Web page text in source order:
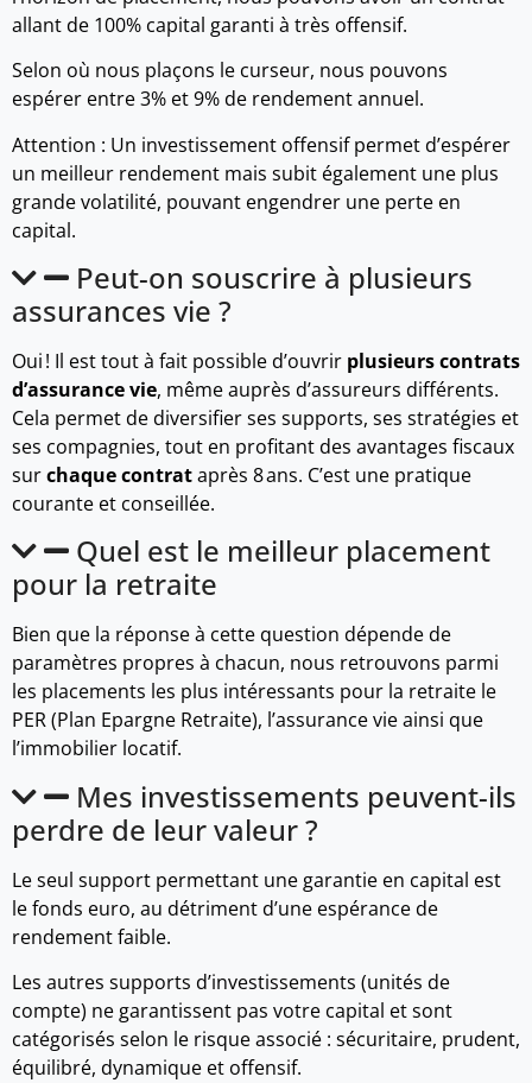
allant de 100% capital garanti à très offensif.
Selon où nous plaçons le curseur, nous pouvons
espérer entre 3% et 9% de rendement annuel.
Attention : Un investissement offensif permet d’espérer
un meilleur rendement mais subit également une plus
grande volatilité, pouvant engendrer une perte en
capital.
Peut-on souscrire à plusieurs
assurances vie ?
Oui ! Il est tout à fait possible d’ouvrir plusieurs contrats
d’assurance vie, même auprès d’assureurs différents.
Cela permet de diversifier ses supports, ses stratégies et
ses compagnies, tout en profitant des avantages fiscaux
surchaque contrataprès 8 ans. C’est une pratique
courante et conseillée.
Quel est le meilleur placement
pour la retraite
Bien que la réponse à cette question dépende de
paramètres propres à chacun, nous retrouvons parmi
les placements les plus intéressants pour la retraite le
PER (Plan Epargne Retraite), l’assurance vie ainsi que
l’immobilier locatif.
Mes investissements peuvent-ils
perdre de leur valeur ?
Le seul support permettant une garantie en capital est
le fonds euro, au détriment d’une espérance de
rendement faible.
Les autres supports d’investissements (unités de
compte) ne garantissent pas votre capital et sont
catégorisés selon le risque associé : sécuritaire, prudent,
équilibré, dynamique et offensif.